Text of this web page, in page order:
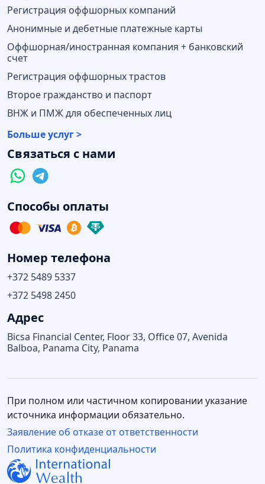
Регистрация оффшорных компаний
Анонимные и дебетные платежные карты
Оффшорная/иностранная компания + банковский
счет
Регистрация оффшорных трастов
Второе гражданство и паспорт
ВНЖ и ПМЖ для обеспеченных лиц
Больше услуг >
Связаться с нами
Способы оплаты
Номер телефона
+372 5489 5337
+372 5498 2450
Адрес
Bicsa Financial Center, Floor 33, Office 07, Avenida
Balboa, Panama City, Panama
Политика конфиденциальности
При полном или частичном копировании указание
источника информации обязательно.
Заявление об отказе от ответственности